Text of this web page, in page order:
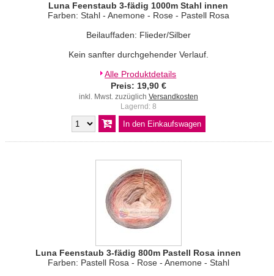
Luna Feenstaub 3-fädig 1000m Stahl innen
Farben: Stahl - Anemone - Rose - Pastell Rosa
Beilauffaden: Flieder/Silber
Kein sanfter durchgehender Verlauf.
Alle Produktdetails
Preis: 19,90 €
inkl. Mwst. zuzüglich Versandkosten
Lagernd: 8
Luna Feenstaub 3-fädig 800m Pastell Rosa innen
Farben: Pastell Rosa - Rose - Anemone - Stahl